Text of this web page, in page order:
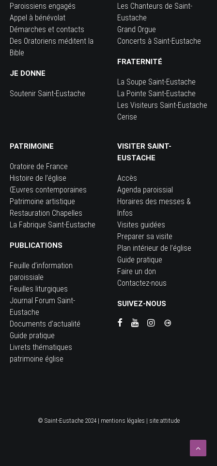
Paroissiens engagés
Appel à bénévolat
Démarches et contacts
Des Oratoriens méditent la
Bible
JE DONNE
Soutenir Saint-Eustache
Les Chanteurs de Saint-
Eustache
Grand Orgue
Concerts à Saint-Eustache
FRATERNITÉ
La Soupe Saint-Eustache
La Pointe Saint-Eustache
Les Visiteurs Saint-Eustache
Cerise
PATRIMOINE
Oratoire de France
Histoire de l’église
Œuvres contemporaines
Patrimoine artistique
Restauration Chapelles
La Fabrique Saint-Eustache
PUBLICATIONS
Feuille d’information
paroissiale
Feuilles liturgiques
Journal Forum Saint-
Eustache
Documents d’actualité
Guide pratique
Livrets thématiques
patrimoine église
VISITER SAINT-
EUSTACHE
Accès
Agenda paroissial
Horaires des messes &
Infos
Visites guidées
Preparer sa visite
Plan intérieur de l’église
Guide pratique
Faire un don
Contactez-nous
SUIVEZ-NOUS
© Saint-Eustache 2024 | mentions légales | site:attitude